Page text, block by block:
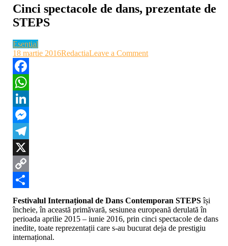
Cinci spectacole de dans, prezentate de
STEPS
Esenţial
18 martie 2016RedactiaLeave a Commenton
Facebook
WhatsApp
LinkedIn
Messenger
Telegram
X
Copy
Link
Partajează
Festivalul Internațional de Dans Contemporan STEPSîși
încheie, în această primăvară, sesiunea europeană derulată în
perioada aprilie 2015 – iunie 2016, prin cinci spectacole de dans
inedite, toate reprezentații care s-au bucurat deja de prestigiu
internațional.